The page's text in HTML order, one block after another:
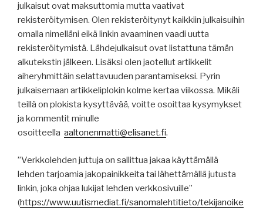
julkaisut ovat maksuttomia mutta vaativat
rekisteröitymisen. Olen rekisteröitynyt kaikkiin julkaisuihin
omalla nimelläni eikä linkin avaaminen vaadi uutta
rekisteröitymistä. Lähdejulkaisut ovat listattuna tämän
alkutekstin jälkeen. Lisäksi olen jaotellut artikkelit
aiheryhmittäin selattavuuden parantamiseksi. Pyrin
julkaisemaan artikkeliplokin kolme kertaa viikossa. Mikäli
teillä on plokista kysyttävää, voitte osoittaa kysymykset
ja kommentit minulle
osoitteella aaltonenmatti@elisanet.fi.
”Verkkolehden juttuja on sallittua jakaa käyttämällä
lehden tarjoamia jakopainikkeita tai lähettämällä jutusta
linkin, joka ohjaa lukijat lehden verkkosivuille”
(https://www.uutismediat.fi/sanomalehtitieto/tekijanoike